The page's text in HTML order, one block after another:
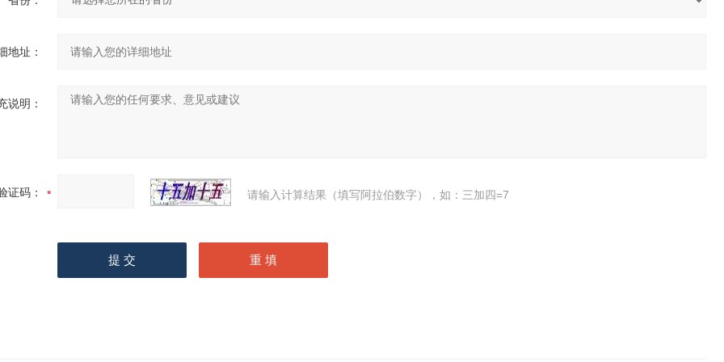
地址：
说明：
证码： 请输入计算结果（填写阿拉伯数字），如：三加四=7